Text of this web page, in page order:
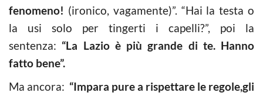
fenomeno! (ironico, vagamente)”. “Hai la testa o
la usi solo per tingerti i capelli?”, poi la
sentenza: “La Lazio è più grande di te. Hanno
fatto bene”.
Ma ancora: “Impara pure a rispettare le regole,gli